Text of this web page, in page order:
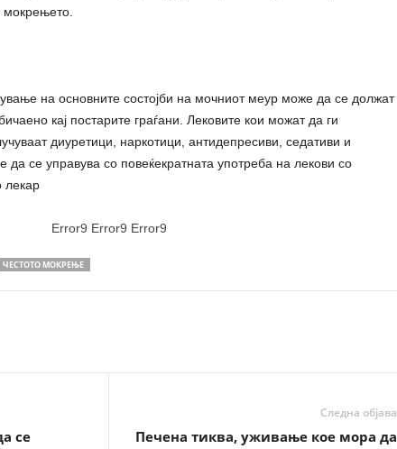
мокрењето.
на основните состојби на мочниот меур може да се должат
кај постарите граѓани. Лековите кои можат да ги
диуретици, наркотици, антидепресиви, седативи и
се управува со повеќекратната употреба на лекови со
лекар
Error9 Error9 Error9
ЧЕСТОТО МОКРЕЊЕ
се
Следна објава
Печена тиква, уживање кое мора да